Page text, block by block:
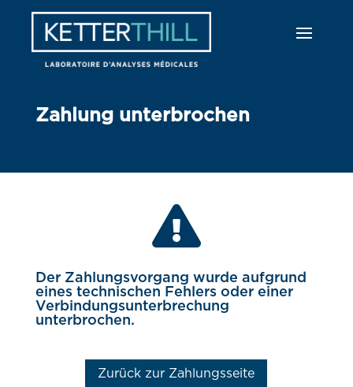
Zahlung unterbrochen

Der Zahlungsvorgang wurde aufgrund
eines technischen Fehlers oder einer
Verbindungsunterbrechung
unterbrochen.
Zurück zur Zahlungsseite